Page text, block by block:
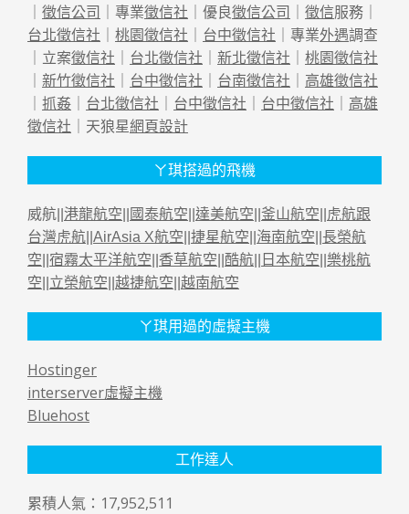
｜ 徵信公司 ｜專業徵信社 ｜優良徵信公司 ｜ 徵信服務｜
台北徵信社 ｜ 桃園徵信社 ｜ 台中徵信社 ｜專業外遇調查
｜立案徵信社 ｜ 台北徵信社 ｜ 新北徵信社 ｜ 桃園徵信社
｜ 新竹徵信社 ｜ 台中徵信社 ｜ 台南徵信社 ｜ 高雄徵信社
｜ 抓姦 ｜ 台北徵信社 ｜ 台中徵信社 ｜ 台中徵信社 ｜ 高雄
徵信社 ｜天狼星網頁設計
ㄚ琪搭過的飛機
威航|| 港龍航空 國泰航空 達美航空 釜山航空
虎航跟
台灣虎航 AirAsia X航空 捷星航空 海南航空 長榮航
空 宿霧太平洋航空 香草航空 酷航 日本航空 樂桃航
空 立榮航空 越捷航空 越南航空
ㄚ琪用過的虛擬主機
Hostinger
interserver虛擬主機
Bluehost
工作達人
累積人氣：17,952,511